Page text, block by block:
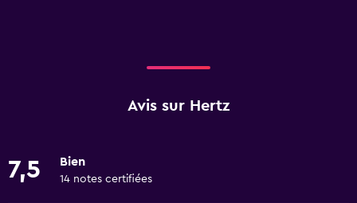
Avis sur Hertz
7,5 Bien
14 notes certifiées